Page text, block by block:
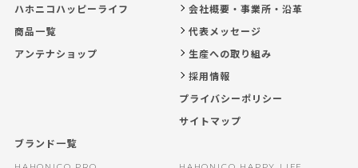
ハホニコハッピーライフ
商品一覧
アンテナショップ
ブランド一覧
会社概要・事業所・沿革
代表メッセージ
生産への取り組み
採用情報
プライバシーポリシー
サイトマップ